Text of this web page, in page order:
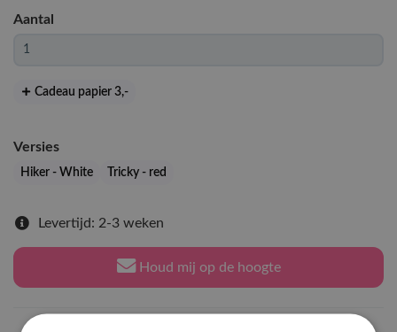
Aantal
Cadeau papier 3,-
Versies
Hiker - White Tricky - red
Levertijd: 2-3 weken
Houd mij op de hoogte